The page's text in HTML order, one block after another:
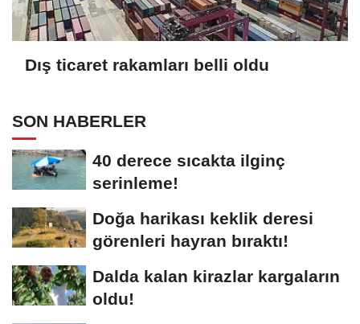
Dış ticaret rakamları belli oldu
SON HABERLER
40 derece sıcakta ilginç
serinleme!
Doğa harikası keklik deresi
görenleri hayran bıraktı!
Dalda kalan kirazlar kargaların
oldu!